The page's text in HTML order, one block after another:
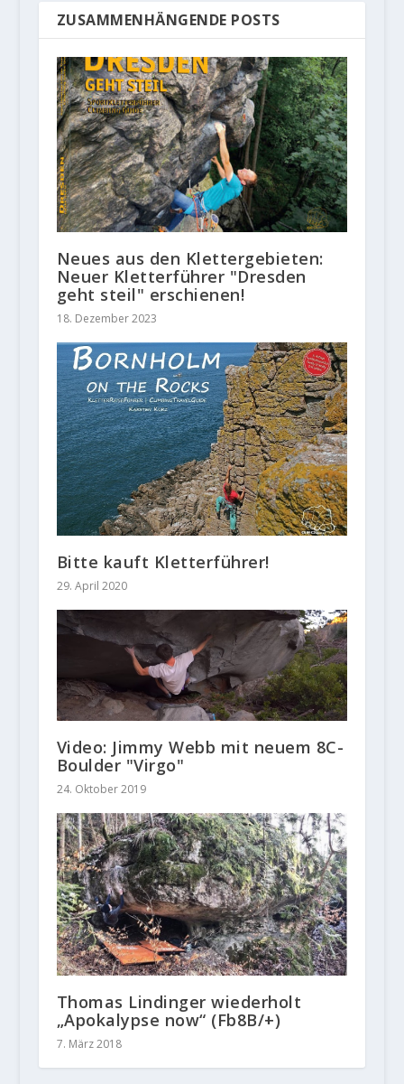
ZUSAMMENHÄNGENDE POSTS
Neues aus den Klettergebieten:
Neuer Kletterführer "Dresden
geht steil" erschienen!
18. Dezember 2023
Bitte kauft Kletterführer!
29. April 2020
Video: Jimmy Webb mit neuem 8C-
Boulder "Virgo"
24. Oktober 2019
Thomas Lindinger wiederholt
„Apokalypse now“ (Fb8B/+)
7. März 2018